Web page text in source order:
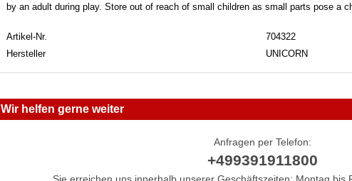
by an adult during play. Store out of reach of small children as small parts pose a
Artikel-Nr.
704322
Hersteller
UNICORN
Wir helfen gerne weiter
Anfragen per Telefon:
+499391911800
Sie erreichen uns innerhalb unserer Geschäftszeiten: Montag bis